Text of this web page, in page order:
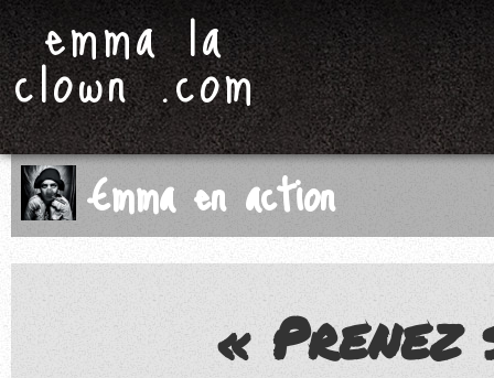
emma la
clown .com
Emma en action
« Prenez